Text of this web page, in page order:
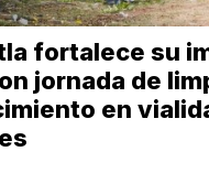
fortalece su
jornada de
en